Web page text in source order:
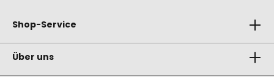
Shop-Service
Über uns